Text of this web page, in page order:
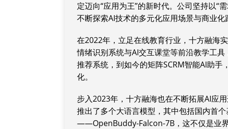
定迈向“应用为王”的新时代。公司坚持以“
不断探索AI技术的多元化应用场景与商业化
在2022年，立足在线教育行业，十方融海
情绪识别系统与AI交互课堂等前沿教学工
推荐系统，到如今的矩阵SCRM智能AI助
化。
步入2023年，十方融海也在不断拓展AI应
推出了多个大语言模型，其中包括国内首
——OpenBuddy-Falcon-7B，这不仅是业